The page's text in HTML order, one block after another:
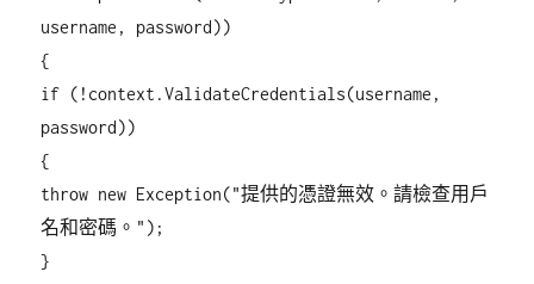
username, password))
{
if (!context.ValidateCredentials(username,
password))
{
throw new Exception("提供的憑證無效。請檢查用戶
名和密碼。");
}